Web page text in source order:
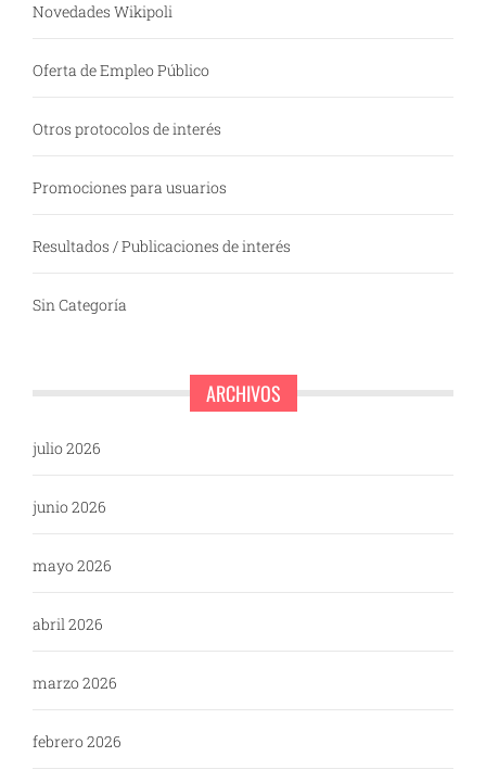
Novedades Wikipoli
Oferta de Empleo Público
Otros protocolos de interés
Promociones para usuarios
Resultados / Publicaciones de interés
Sin Categoría
ARCHIVOS
julio 2026
junio 2026
mayo 2026
abril 2026
marzo 2026
febrero 2026